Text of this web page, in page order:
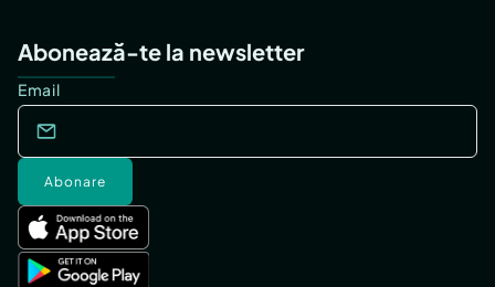
Abonează-te la newsletter
Email
Abonare